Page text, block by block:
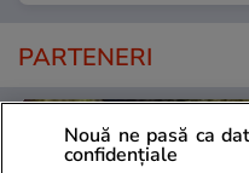
PARTENERI
Nouă ne pasă ca
confidențiale